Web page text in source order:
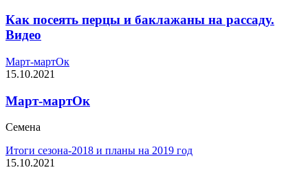
Как посеять перцы и баклажаны на рассаду.
Видео
Март-мартОк
15.10.2021
Март-мартОк
Семена
Итоги сезона-2018 и планы на 2019 год
15.10.2021